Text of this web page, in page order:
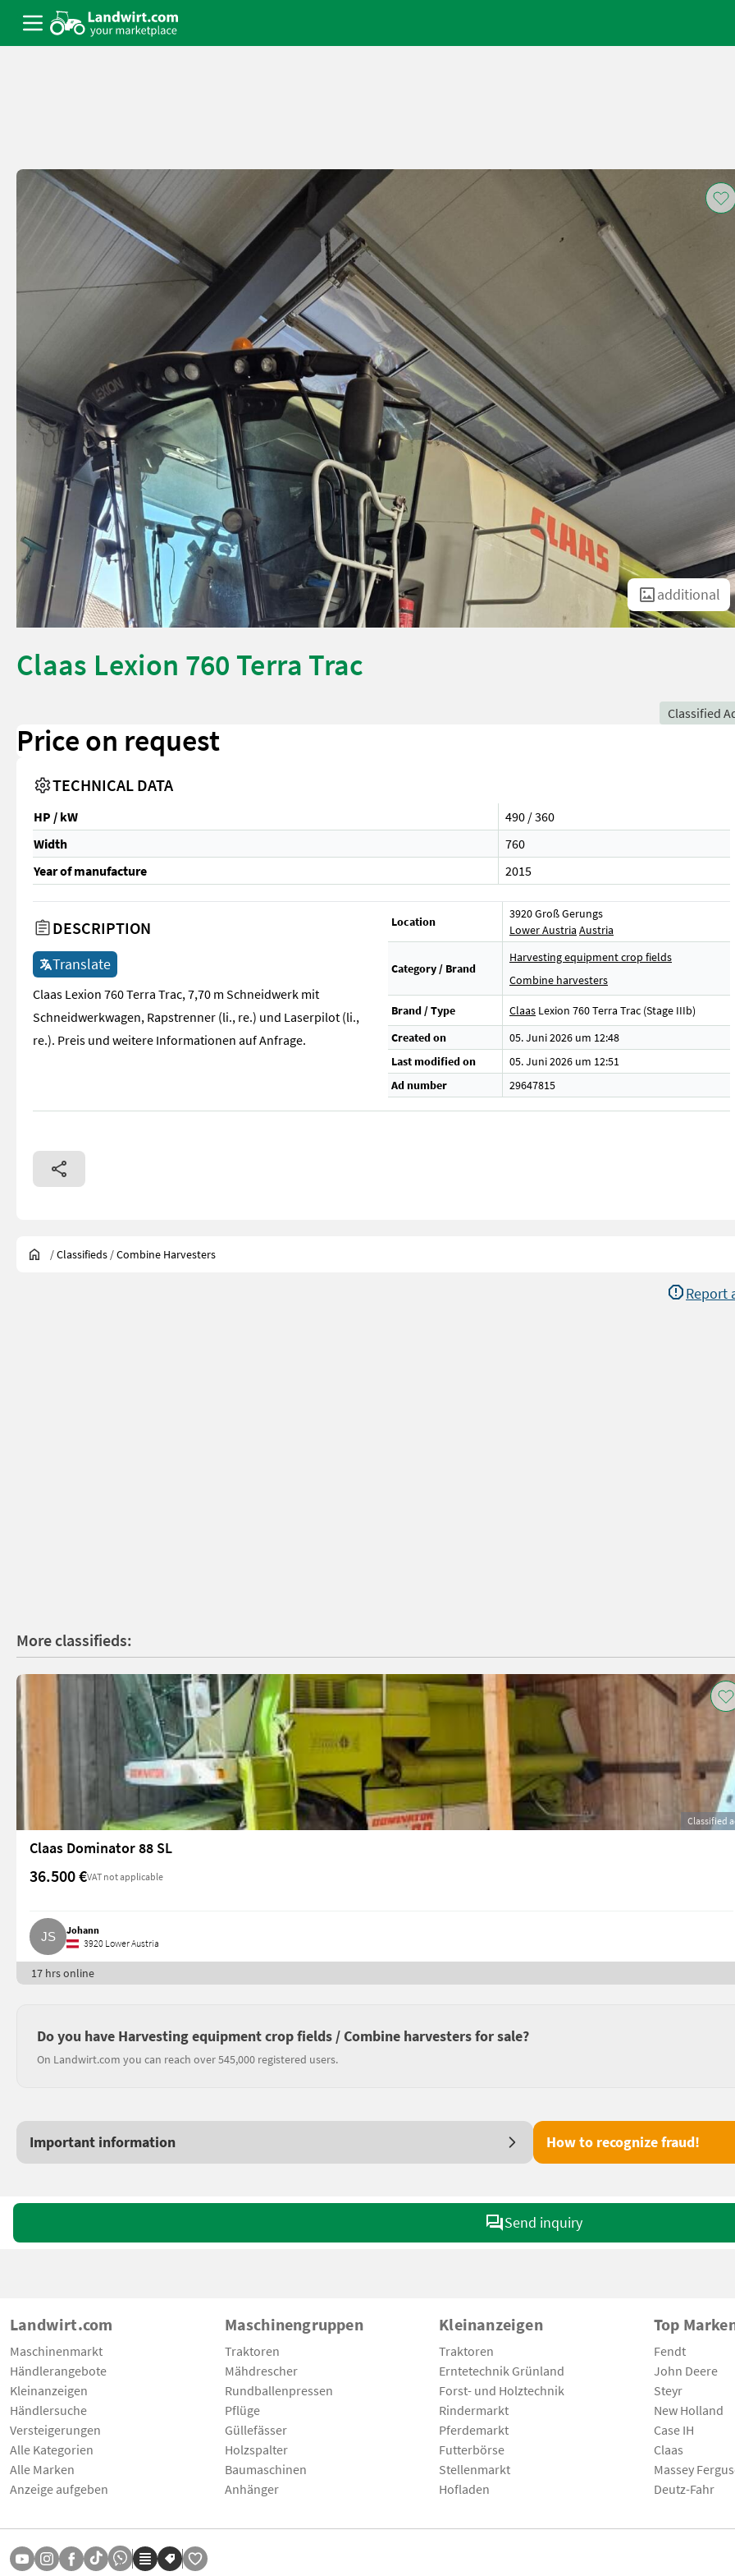
additional
Claas Lexion 760 Terra Trac
Classified
Price on request
TECHNICAL DATA
HP / kW
490 / 360
Width
760
Year of manufacture
2015
DESCRIPTION
Translate
Claas Lexion 760 Terra Trac, 7,70 m Schneidwerk mit
Schneidwerkwagen, Rapstrenner (li., re.) und Laserpilot (li.,
re.). Preis und weitere Informationen auf Anfrage.
Location
3920 Groß Gerungs
Lower Austria Austria
Category / Brand
Harvesting equipment crop fields
Combine harvesters
Brand / Type Claas Lexion 760 Terra Trac (Stage IIIb)
Created on
05. Juni 2026 um 12:48
Last modified on
05. Juni 2026 um 12:51
Ad number
29647815
/Classifieds /Combine Harvesters
Report
More classifieds:
Classified
Claas Dominator 88 SL
36.500 €VAT not applicable
Johann
3920 Lower Austria
17 hrs online
Do you have Harvesting equipment crop fields / Combine harvesters for sale?
On Landwirt.com you can reach over 545,000 registered users.
Important information How to recognize fraud!
Send inquiry
Landwirt.com
Maschinenmarkt
Händlerangebote
Kleinanzeigen
Händlersuche
Versteigerungen
Alle Kategorien
Alle Marken
Anzeige aufgeben
Maschinengruppen
Traktoren
Mähdrescher
Rundballenpressen
Pflüge
Güllefässer
Holzspalter
Baumaschinen
Anhänger
Kleinanzeigen
Traktoren
Erntetechnik Grünland
Forst- und Holztechnik
Rindermarkt
Pferdemarkt
Futterbörse
Stellenmarkt
Hofladen
Top
Fendt
John Deere
Steyr
New Holland
Case IH
Claas
Massey
Deutz-Fahr